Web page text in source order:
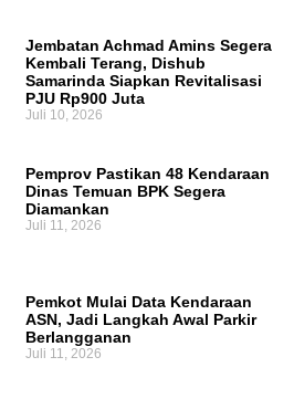
Jembatan Achmad Amins Segera
Kembali Terang, Dishub
Samarinda Siapkan Revitalisasi
PJU Rp900 Juta
Juli 10, 2026
Pemprov Pastikan 48 Kendaraan
Dinas Temuan BPK Segera
Diamankan
Juli 11, 2026
Pemkot Mulai Data Kendaraan
ASN, Jadi Langkah Awal Parkir
Berlangganan
Juli 11, 2026